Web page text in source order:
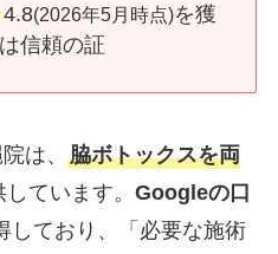
4.8(2026年5月時点)を獲
信頼の証
は、
脇ボトックスを両
ています。 Googleの口
しており、「必要な施術